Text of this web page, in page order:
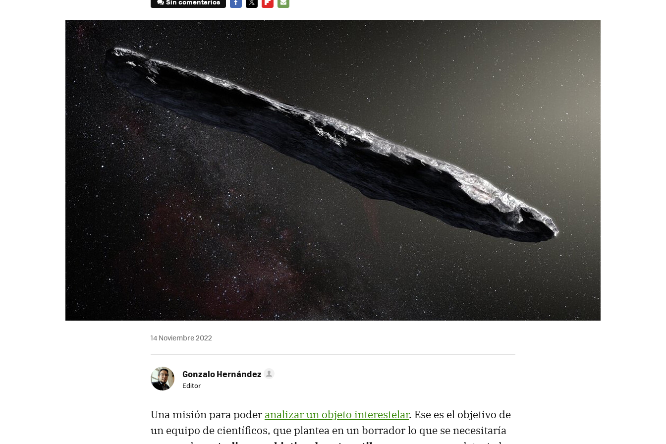
MAIL
14 Noviembre 2022
Gonzalo Hernández
Editor
Una misión para poder analizar un objeto interestelar. Ese es el objetivo de
un equipo de científicos, que plantea en un borrador lo que se necesitaría